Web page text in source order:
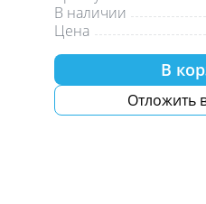
В наличии
Цена
В
Отложить